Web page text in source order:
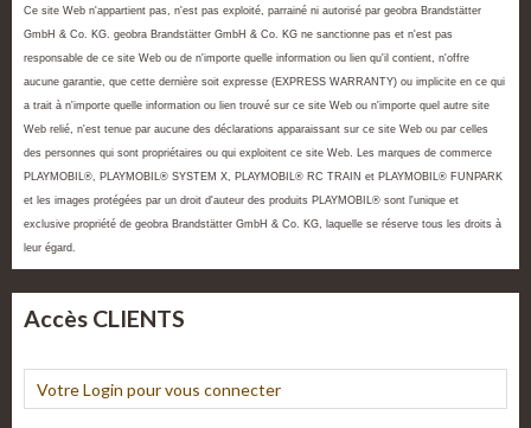
Ce site Web n'appartient pas, n'est pas exploité, parrainé ni autorisé par geobra Brandstätter
GmbH & Co. KG. geobra Brandstätter GmbH & Co. KG ne sanctionne pas et n'est pas
responsable de ce site Web ou de n'importe quelle information ou lien qu'il contient, n'offre
aucune garantie, que cette dernière soit expresse (EXPRESS WARRANTY) ou implicite en ce qui
a trait à n'importe quelle information ou lien trouvé sur ce site Web ou n'importe quel autre site
Web relié, n'est tenue par aucune des déclarations apparaissant sur ce site Web ou par celles
des personnes qui sont propriétaires ou qui exploitent ce site Web. Les marques de commerce
PLAYMOBIL®, PLAYMOBIL® SYSTEM X, PLAYMOBIL® RC TRAIN et PLAYMOBIL® FUNPARK
et les images protégées par un droit d'auteur des produits PLAYMOBIL® sont l'unique et
exclusive propriété de geobra Brandstätter GmbH & Co. KG, laquelle se réserve tous les droits à
leur égard.
Accès CLIENTS